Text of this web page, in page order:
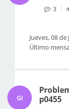
3
Jueves, 08
Último
GI
p0455